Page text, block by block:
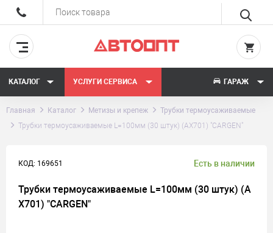
КАТАЛОГ УСЛУГИ СЕРВИСА ГАРАЖ
Главная Каталог Метизы и крепеж
Трубки термоусаживаемые
Трубки термоусаживаемые L=100мм (30 штук) (AX701) "CARGEN"
КОД: 169651 Есть в наличии
Трубки термоусаживаемые L=100мм (30 штук) (A
X701) "CARGEN"